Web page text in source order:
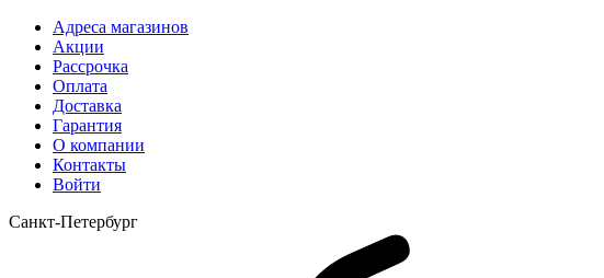
Адреса магазинов
Акции
Рассрочка
Оплата
Доставка
Гарантия
О компании
Контакты
Войти
Санкт-Петербург